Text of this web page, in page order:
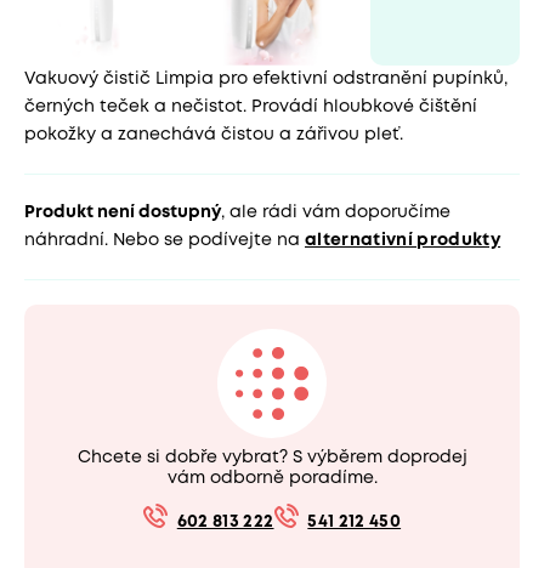
Vakuový čistič Limpia pro efektivní odstranění pupínků,
černých teček a nečistot. Provádí hloubkové čištění
pokožky a zanechává čistou a zářivou pleť.
Produkt není dostupný, ale rádi vám doporučíme
náhradní. Nebo se podívejte na alternativní produkty
Chcete si dobře vybrat? S výběrem doprodej
vám odborně poradíme.
602 813 222 541 212 450